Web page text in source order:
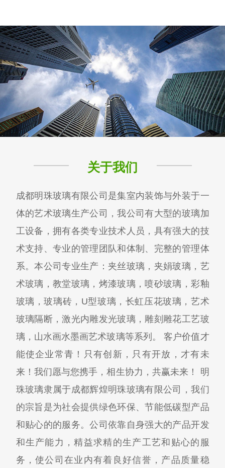
关于我们
成都明珠玻璃有限公司是集室内装饰与外装于一
体的艺术玻璃生产公司，我公司有大型的玻璃加
工设备，拥有各类专业技术人员，具有强大的技
术支持、专业的管理团队和体制、完整的管理体
系。本公司专业生产：夹丝玻璃，夹娟玻璃，艺
术玻璃，教堂玻璃，烤漆玻璃，喷砂玻璃，彩釉
玻璃，玻璃砖，U型玻璃，长虹压花玻璃，艺术
玻璃隔断，激光内雕发光玻璃，雕刻雕花工艺玻
璃，山水画水墨画艺术玻璃等系列。 客户价值才
能使企业常青！只有创新，只有开放，才有未
来！我们愿与您携手，相生协力，共赢未来！ 明
珠玻璃隶属于成都辉煌明珠玻璃有限公司，我们
的宗旨是为社会提供绿色环保、节能低碳型产品
和贴心的的服务。公司依靠自身强大的产品开发
和生产能力，精益求精的生产工艺和贴心的服
务，使公司在业内有着良好信誉，产品质量稳